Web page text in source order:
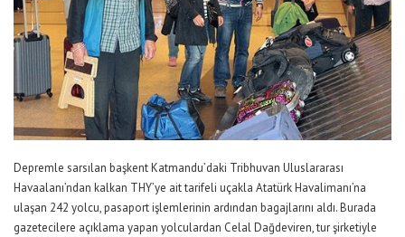
Depremle sarsılan başkent Katmandu’daki Tribhuvan Uluslararası
Havaalanı’ndan kalkan THY’ye ait tarifeli uçakla Atatürk Havalimanı’na
ulaşan 242 yolcu, pasaport işlemlerinin ardından bagajlarını aldı. Burada
gazetecilere açıklama yapan yolculardan Celal Dağdeviren, tur şirketiyle